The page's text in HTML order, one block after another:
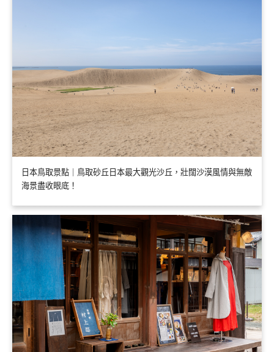
日本鳥取景點｜鳥取砂丘日本最大觀光沙丘，壯闊沙漠風情與無敵
海景盡收眼底！